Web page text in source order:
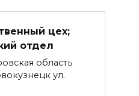
цех;
отдел
область
ул.